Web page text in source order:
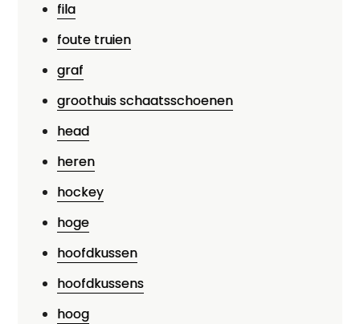
fila
foute truien
graf
groothuis schaatsschoenen
head
heren
hockey
hoge
hoofdkussen
hoofdkussens
hoog